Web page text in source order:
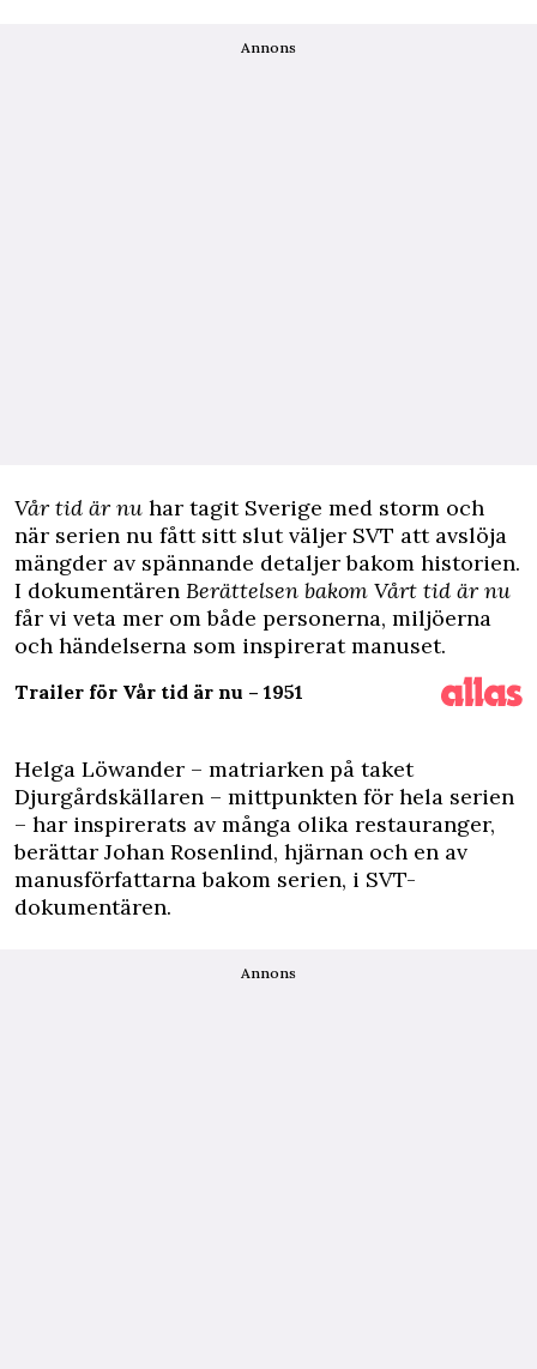
Annons
Vår tid är nu har tagit Sverige med storm och
när serien nu fått sitt slut väljer SVT att avslöja
mängder av spännande detaljer bakom historien.
I dokumentären Berättelsen bakom Vårt tid är nu
får vi veta mer om både personerna, miljöerna
och händelserna som inspirerat manuset.
Trailer för Vår tid är nu – 1951
Helga Löwander – matriarken på taket
Djurgårdskällaren – mittpunkten för hela serien
– har inspirerats av många olika restauranger,
berättar Johan Rosenlind, hjärnan och en av
manusförfattarna bakom serien, i SVT-
dokumentären.
Annons